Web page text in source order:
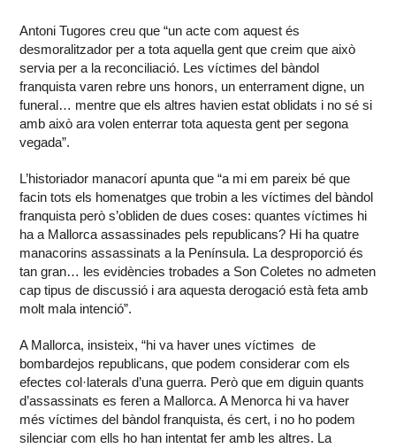
Antoni Tugores creu que “un acte com aquest és
desmoralitzador per a tota aquella gent que creim que això
servia per a la reconciliació. Les víctimes del bàndol
franquista varen rebre uns honors, un enterrament digne, un
funeral… mentre que els altres havien estat oblidats i no sé si
amb això ara volen enterrar tota aquesta gent per segona
vegada”.
L’historiador manacorí apunta que “a mi em pareix bé que
facin tots els homenatges que trobin a les víctimes del bàndol
franquista però s’obliden de dues coses: quantes víctimes hi
ha a Mallorca assassinades pels republicans? Hi ha quatre
manacorins assassinats a la Península. La desproporció és
tan gran… les evidències trobades a Son Coletes no admeten
cap tipus de discussió i ara aquesta derogació està feta amb
molt mala intenció”.
A Mallorca, insisteix, “hi va haver unes víctimes de
bombardejos republicans, que podem considerar com els
efectes col·laterals d’una guerra. Però que em diguin quants
d’assassinats es feren a Mallorca. A Menorca hi va haver
més víctimes del bàndol franquista, és cert, i no ho podem
silenciar com ells ho han intentat fer amb les altres. La